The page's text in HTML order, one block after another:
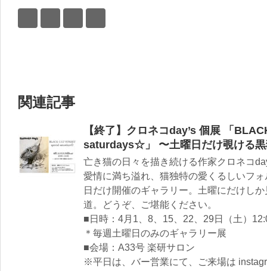
関連記事
【終了】クロネコday’s 個展 「
saturdays☆」 〜土曜日だけ覗ける黒
亡き猫の日々を描き続ける作家クロネコ
愛情に満ち溢れ、猫独特の愛くるしいフ
日だけ開催のギャラリー。土曜にだけし
道。どうぞ、ご堪能ください。
■日時：4月1、8、15、22、29日（土）
＊毎週土曜日のみのギャラリー展
■会場：A33号 楽研サロン
※平日は、バー営業にて、ご来場は